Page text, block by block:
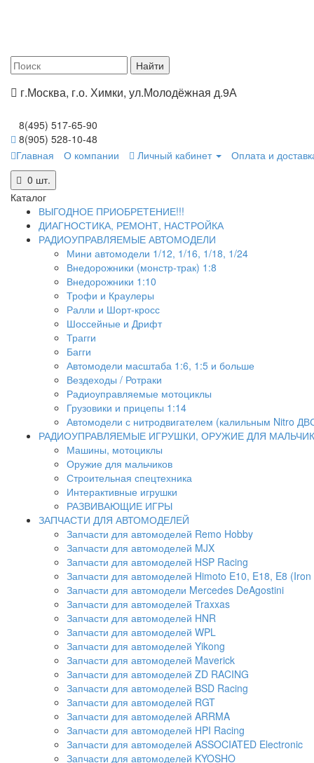
г.Москва, г.о. Химки, ул.Молодёжная д.9А
8(495) 517-65-90
8(905) 528-10-48
Главная
О компании Личный кабинет
Оплата и
0 шт.
Каталог
ВЫГОДНОЕ ПРИОБРЕТЕНИЕ!!!
ДИАГНОСТИКА, РЕМОНТ, НАСТРОЙКА
РАДИОУПРАВЛЯЕМЫЕ АВТОМОДЕЛИ
Мини автомодели 1/12, 1/16, 1/18, 1/24
Внедорожники (монстр-трак) 1:8
Внедорожники 1:10
Трофи и Краулеры
Ралли и Шорт-кросс
Шоссейные и Дрифт
Трагги
Багги
Автомодели масштаба 1:6, 1:5 и больше
Вездеходы / Ротраки
Радиоуправляемые мотоциклы
Грузовики и прицепы 1:14
Автомодели с нитродвигателем (калильным Nitro
РАДИОУПРАВЛЯЕМЫЕ ИГРУШКИ, ОРУЖИЕ ДЛЯ
Машины, мотоциклы
Оружие для мальчиков
Строительная спецтехника
Интерактивные игрушки
РАЗВИВАЮЩИЕ ИГРЫ
ЗАПЧАСТИ ДЛЯ АВТОМОДЕЛЕЙ
Запчасти для автомоделей Remo Hobby
Запчасти для автомоделей MJX
Запчасти для автомоделей HSP Racing
Запчасти для автомоделей Himoto E10, E18, E8
Запчасти для автомодели Mercedes DeAgostini
Запчасти для автомоделей Traxxas
Запчасти для автомоделей HNR
Запчасти для автомоделей WPL
Запчасти для автомоделей Yikong
Запчасти для автомоделей Maverick
Запчасти для автомоделей ZD RACING
Запчасти для автомоделей BSD Racing
Запчасти для автомоделей RGT
Запчасти для автомоделей ARRMA
Запчасти для автомоделей HPI Racing
Запчасти для автомоделей ASSOCIATED Electronic
Запчасти для автомоделей KYOSHO